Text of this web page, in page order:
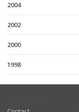
2004
2002
2000
1998